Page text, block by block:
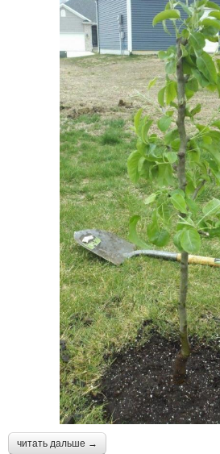
читать дальше →